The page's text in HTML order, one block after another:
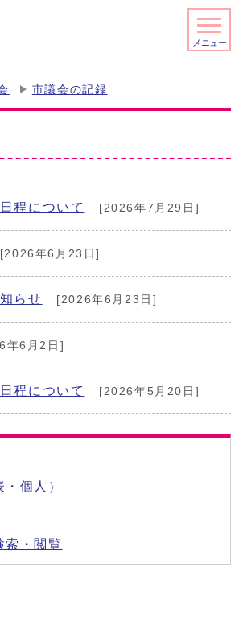
メニュー
市議会の記録
程について [2026年7月29日]
[2026年6月23日]
らせ [2026年6月23日]
年6月2日]
程について [2026年5月20日]
個人）
索・閲覧